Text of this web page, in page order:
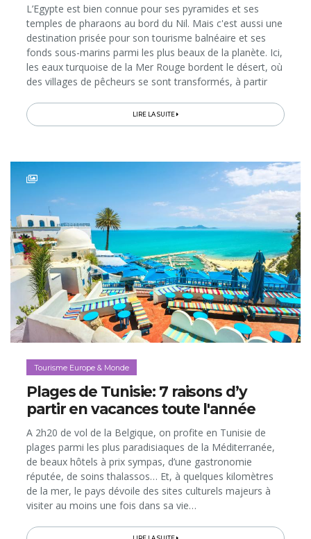
L’Egypte est bien connue pour ses pyramides et ses
temples de pharaons au bord du Nil. Mais c'est aussi une
destination prisée pour son tourisme balnéaire et ses
fonds sous-marins parmi les plus beaux de la planète. Ici,
les eaux turquoise de la Mer Rouge bordent le désert, où
des villages de pêcheurs se sont transformés, à partir
animées....
LIRE LA SUITE
Tourisme Europe & Monde
Plages de Tunisie: 7 raisons d’y
partir en vacances toute l'année
A 2h20 de vol de la Belgique, on profite en Tunisie de
plages parmi les plus paradisiaques de la Méditerranée,
de beaux hôtels à prix sympas, d’une gastronomie
réputée, de soins thalassos… Et, à quelques kilomètres
de la mer, le pays dévoile des sites culturels majeurs à
visiter au moins une fois dans sa vie…